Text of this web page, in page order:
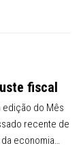
fiscal
edição do Mês
recente de
economia…